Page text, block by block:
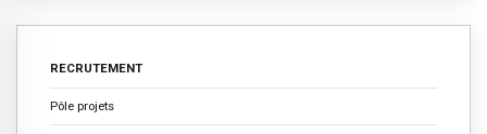
RECRUTEMENT
Pôle projets